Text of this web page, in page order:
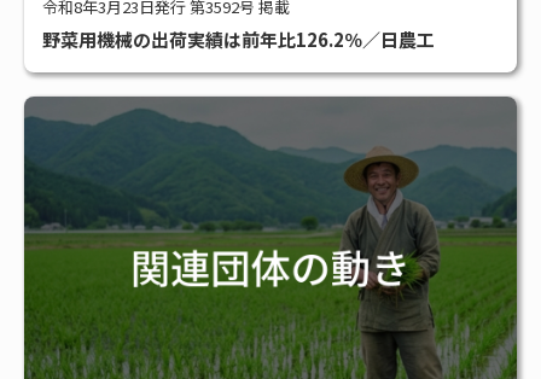
令和8年3月23日発行 第3592号 掲載
野菜用機械の出荷実績は前年比126.2％／日農工